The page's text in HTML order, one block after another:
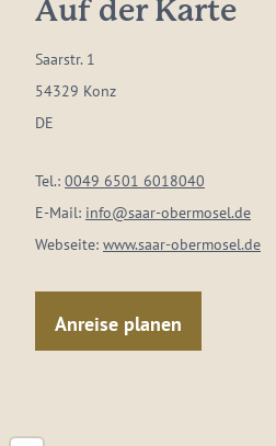
Auf der Karte
Saarstr. 1
54329 Konz
DE
Tel.: 0049 6501 6018040
E-Mail: info@saar-obermosel.de
Webseite: www.saar-obermosel.de
Anreise planen